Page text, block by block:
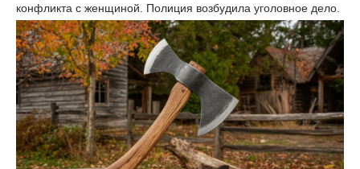
конфликта с женщиной. Полиция возбудила уголовное дело.